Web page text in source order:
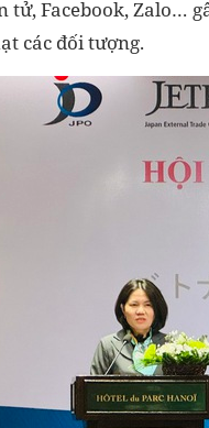
tử, Facebook, Zalo…
các đối tượng.